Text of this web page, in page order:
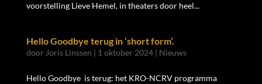
voorstelling Lieve Hemel, in theaters door heel...
Hello Goodbye terug in ‘short form’.
door Joris Linssen | 1 oktober 2024| Nieuws
Hello Goodbye is terug: het KRO-NCRV programma